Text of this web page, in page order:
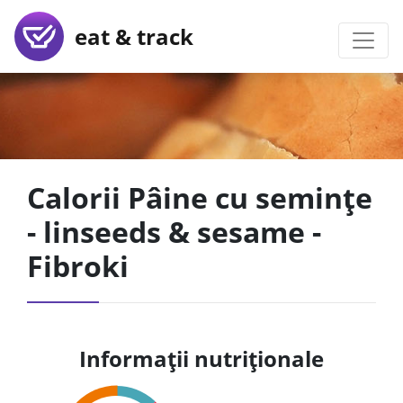
eat & track
Calorii Pâine cu semințe
- linseeds & sesame -
Fibroki
Informații nutriționale